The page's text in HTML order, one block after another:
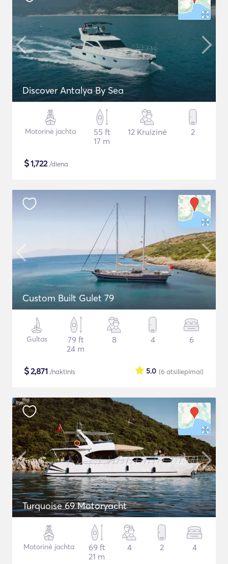
Discover Antalya By Sea
Motorinė jachta
55 ft
17 m
12 Kruizinė 2
$1,722/diena
Custom Built Gulet 79
Gultas
79 ft
24 m
8 4 6
$2,871 /naktinis (6 atsiliepimai)
5.0
Turquoise 69 Motoryacht
Motorinė jachta
69 ft
21 m
4 2 4